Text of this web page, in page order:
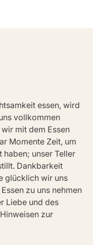
essen, wird
vollkommen
mit dem Essen
Momente Zeit, um
haben; unser Teller
Dankbarkeit
glücklich wir uns
zu uns nehmen
Liebe und des
zur